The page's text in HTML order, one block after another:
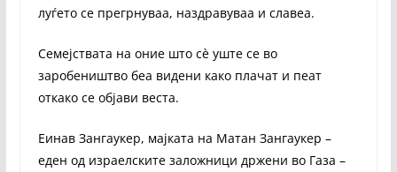
луѓето се прегрнуваа, наздравуваа и славеа.
Семејствата на оние што сè уште се во
заробеништво беа видени како плачат и пеат
откако се објави веста.
Еинав Зангаукер, мајката на Матан Зангаукер –
еден од израелските заложници држени во Газа –